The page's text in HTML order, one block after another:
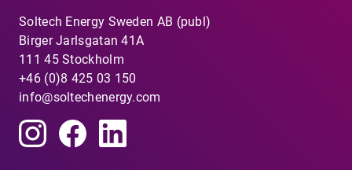
Soltech Energy Sweden AB (publ)
Birger Jarlsgatan 41A
111 45 Stockholm
+46 (0)8 425 03 150
info@soltechenergy.com